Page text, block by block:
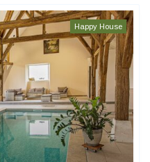
Happy House